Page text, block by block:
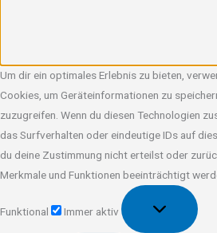
Um dir ein optimales Erlebnis zu bieten,
Cookies, um Geräteinformationen zu
zuzugreifen. Wenn du diesen Technologien
das Surfverhalten oder eindeutige IDs auf
du deine Zustimmung nicht erteilst oder
Merkmale und Funktionen beeinträchtigt
Funktional
Immer aktiv